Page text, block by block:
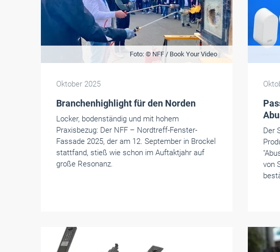
Foto: © NFF / Book Your Video
Oktober 2025
Branchenhighlight für den Norden
Locker, bodenständig und mit hohem
Praxisbezug: Der NFF – Nordtreff-Fenster-
Fassade 2025, der am 12. September in Brockel
stattfand, stieß wie schon im Auftaktjahr auf
große Resonanz.
Der
von